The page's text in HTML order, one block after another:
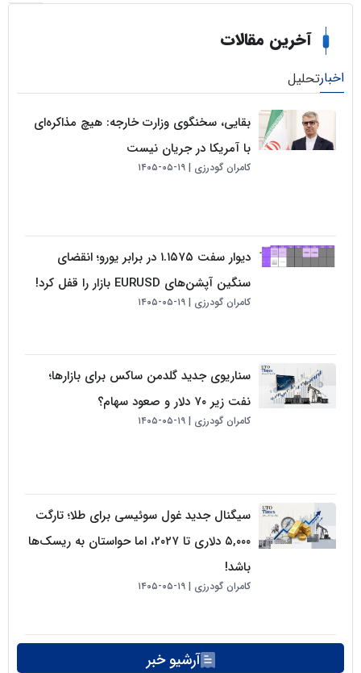
آخرین مقالات
بقایی، سخنگوی وزارت خارجه: هیچ مذاکره‌ای
با آمریکا در جریان نیست
کامران گودرزی ۱۹-۰۵-۱۴۰۵
دیوار سفت ۱.۱۵۷۵ در برابر یورو؛ انقضای
سنگین آپشن‌های EURUSD بازار را قفل کرد!
کامران گودرزی ۱۹-۰۵-۱۴۰۵
سناریوی جدید گلدمن ساکس برای بازارها؛
نفت زیر ۷۰ دلار و صعود سهام؟
کامران گودرزی ۱۹-۰۵-۱۴۰۵
سیگنال جدید غول سوئیسی برای طلا؛ تارگت
۵,۰۰۰ دلاری تا ۲۰۲۷، اما حواستان به ریسک‌ها
کامران گودرزی ۱۹-۰۵-۱۴۰۵
آرشیو خبر